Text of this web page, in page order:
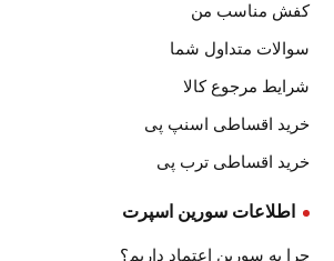
کفش مناسب من
سوالات متداول شما
شرایط مرجوع کالا
خرید اقساطی اسنپ پی
خرید اقساطی ترب پی
اطلاعات سورین اسپرت
چرا به سورین اعتماد داریم؟